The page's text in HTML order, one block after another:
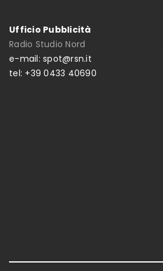
Ufficio Pubblicità
Radio Studio Nord
e-mail: spot@rsn.it
tel: +39 0433 40690